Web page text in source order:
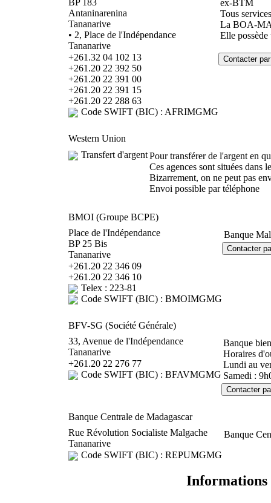
Antaninarenina
Tananarive
• 2, Place de l'Indépendance
Tananarive
+261.32 04 102 13
+261.20 22 392 50
+261.20 22 391 00
+261.20 22 391 15
+261.20 22 288 63
Code SWIFT (BIC) : AFRIMGMG
ex-BTM
Tous
La BOA-
Elle
Western Union
Transfert d'argentPour transférer de l'argent en
Ces agences sont situées dans
Bizarrement, on ne peut pas
Envoi possible par téléphone
BMOI (Groupe BCPE)
Place de l'Indépendance
BP 25 Bis
Tananarive
+261.20 22 346 09
+261.20 22 346 10
Telex : 223-81
Code SWIFT (BIC) : BMOIMGMG
Banque
BFV-SG (Société Générale)
33, Avenue de l'Indépendance
Tananarive
+261.20 22 276 77
Code SWIFT (BIC) : BFAVMGMG
Banque
Horaires
Lundi au
Samedi :
Banque Centrale de Madagascar
Rue Révolution Socialiste Malgache
Tananarive
Code SWIFT (BIC) : REPUMGMG
Banque
Informations